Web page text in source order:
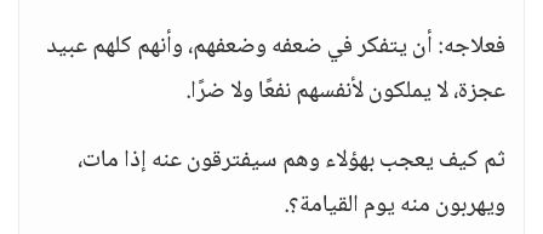
فعلاجه: أن يتفكر في ضعفه وضعفهم، وأنهم كلهم عبيد
عجزة، لا يملكون لأنفسهم نفعًا ولا ضرًا.
ثم كيف يعجب بهؤلاء وهم سيفترقون عنه إذا مات،
ويهربون منه يوم القيامة؟.